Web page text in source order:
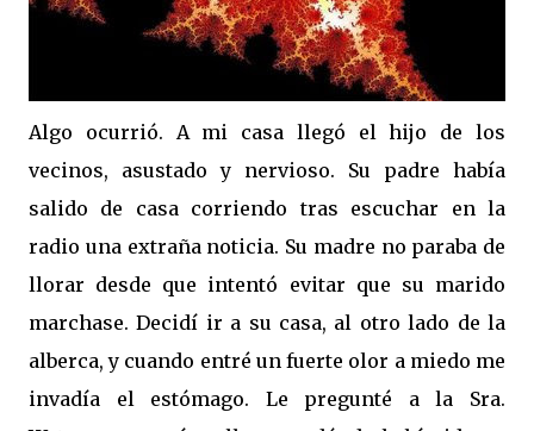
Algo ocurrió. A mi casa llegó el hijo de los
vecinos, asustado y nervioso. Su padre había
salido de casa corriendo tras escuchar en la
radio una extraña noticia. Su madre no paraba de
llorar desde que intentó evitar que su marido
marchase. Decidí ir a su casa, al otro lado de la
alberca, y cuando entré un fuerte olor a miedo me
invadía el estómago. Le pregunté a la Sra.